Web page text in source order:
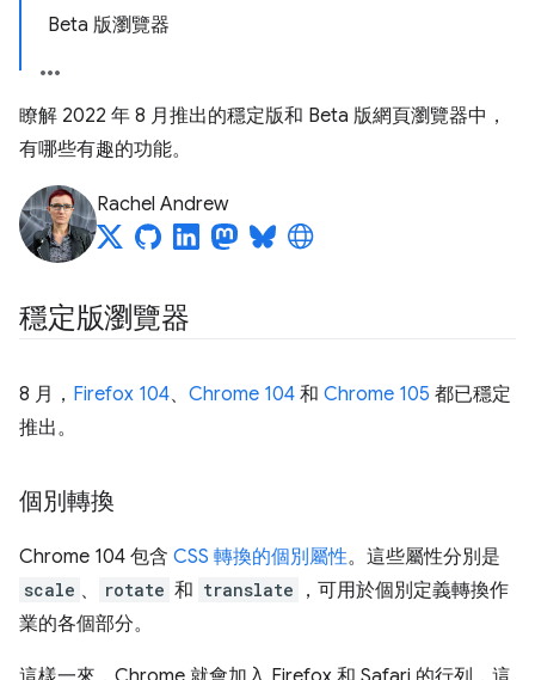
Beta 版瀏覽器
瞭解 2022 年 8 月推出的穩定版和 Beta 版網頁瀏覽器中，
有哪些有趣的功能。
Rachel Andrew
穩定版瀏覽器
8 月， Firefox 104、 Chrome 104 和 Chrome 105 都已穩定
推出。
個別轉換
Chrome 104 包含 CSS 轉換的個別屬性。這些屬性分別是
scale 、 rotate 和 translate
，可用於個別定義轉換作
業的各個部分。